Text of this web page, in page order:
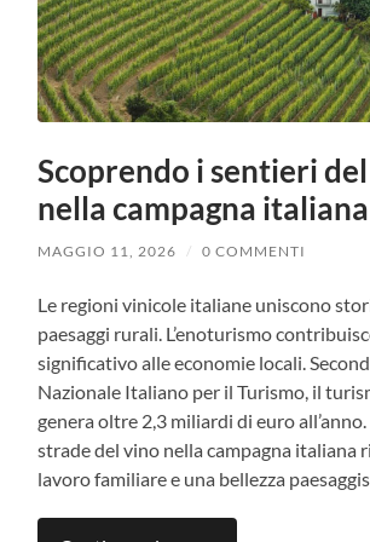
Scoprendo i sentieri
nella campagna italiana
MAGGIO 11, 2026 / 0 COMMENTI
Le regioni vinicole italiane uniscono
paesaggi rurali. L’enoturismo
significativo alle economie locali.
Nazionale Italiano per il Turismo, il
genera oltre 2,3 miliardi di euro
strade del vino nella campagna italiana
lavoro familiare e una bellezza